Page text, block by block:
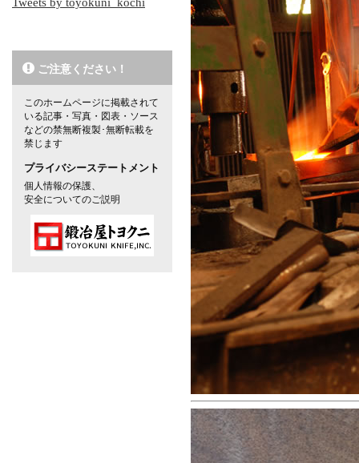
ご注意ください！
このホームページに掲載されて
いる記事・写真・図表・ソース
などの禁無断複製･無断転載を
禁じます
プライバシーステートメント
個人情報の保護、
安全についてのご説明